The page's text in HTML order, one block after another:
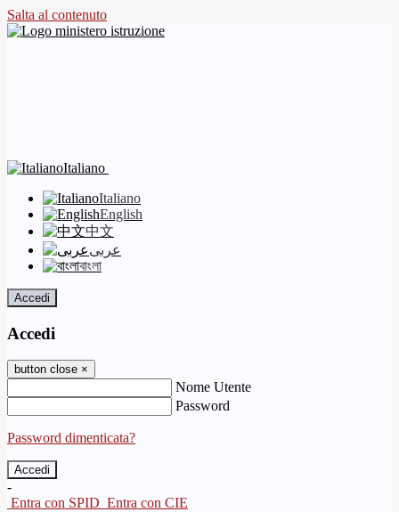
Salta al contenuto
Italiano
Italiano
English
中文
عربى
বাংলা
Accedi
Accedi
button close ×
Nome Utente
Password
Password dimenticata?
-
Entra con SPID Entra con CIE